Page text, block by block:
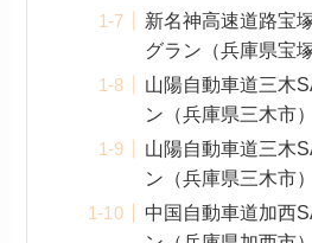
新名神高速道路宝
グラン（兵庫県宝塚
山陽自動車道三木
ン（兵庫県三木市）
山陽自動車道三木
ン（兵庫県三木市）
中国自動車道加西